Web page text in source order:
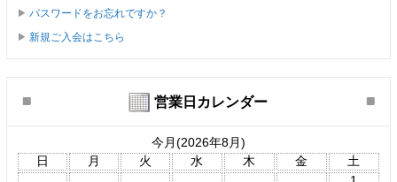
パスワードをお忘れですか？
新規ご入会はこちら
営業日カレンダー
今月(2026年8月)
日
月 火 水 木 金
土